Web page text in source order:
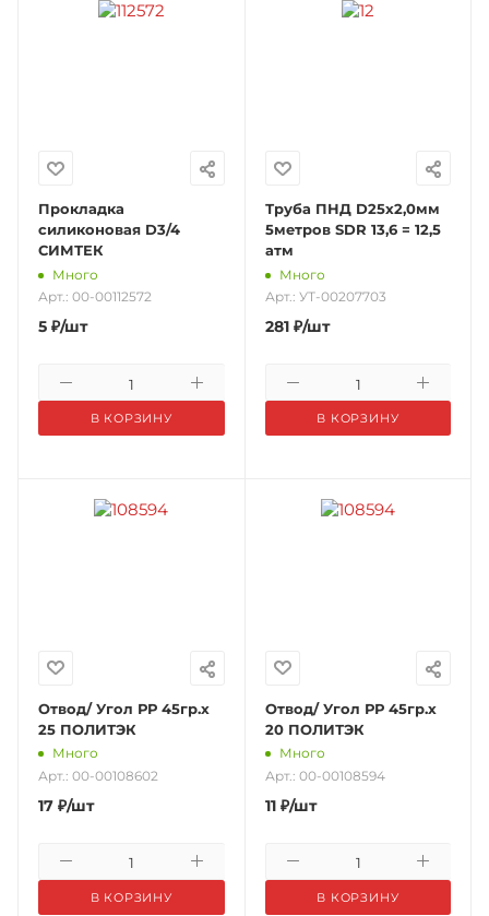
Прокладка
силиконовая D3/4
СИМТЕК
Много
Арт.: 00-00112572
5 ₽/шт
В КОРЗИНУ
Труба ПНД D25х2,0мм
5метров SDR 13,6 = 12,5
атм
Много
Арт.: УТ-00207703
281₽/шт
В КОРЗИНУ
Отвод/ Угол РР 45гр.х
25 ПОЛИТЭК
Много
Арт.: 00-00108602
17 ₽/шт
В КОРЗИНУ
Отвод/ Угол РР 45гр.х
20 ПОЛИТЭК
Много
Арт.: 00-00108594
11₽/шт
В КОРЗИНУ